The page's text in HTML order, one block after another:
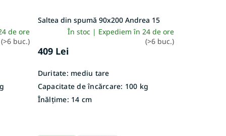
de ore
(>6 buc.)
Saltea din spumă 90x200 Andrea 15
În stoc | Expediem în 24 de ore
(>6 buc.)
409 Lei
Duritate: mediu tare
Capacitate de încărcare: 100 kg
Înălțime: 14 cm